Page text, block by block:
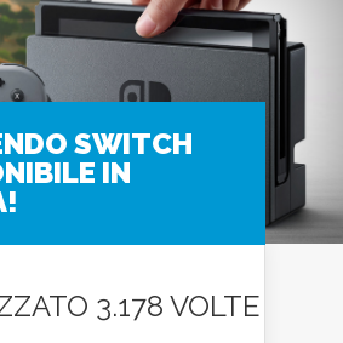
SWITCH
IN
3.178 VOLTE